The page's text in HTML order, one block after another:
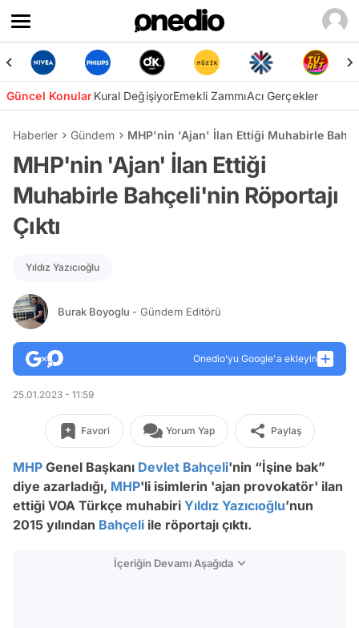
Güncel KonularKural DeğişiyorEmekli ZammıAcı Gerçekler
Haberler Gündem MHP'nin 'Ajan' İlan Ettiği Muhabirle
MHP'nin 'Ajan' İlan Ettiği
Muhabirle Bahçeli'nin Röportajı
Çıktı
Yıldız Yazıcıoğlu
Burak Boyoglu - Gündem Editörü
Onedio’yu Google'a ekleyin
25.01.2023 - 11:59
Favori Yorum Yap Paylaş
MHP Genel Başkanı Devlet Bahçeli'nin “İşine bak”
diye azarladığı, MHP'li isimlerin 'ajan provokatör' ilan
ettiği VOA Türkçe muhabiri Yıldız Yazıcıoğlu’nun
2015 yılından Bahçeli ile röportajı çıktı.
İçeriğin Devamı Aşağıda